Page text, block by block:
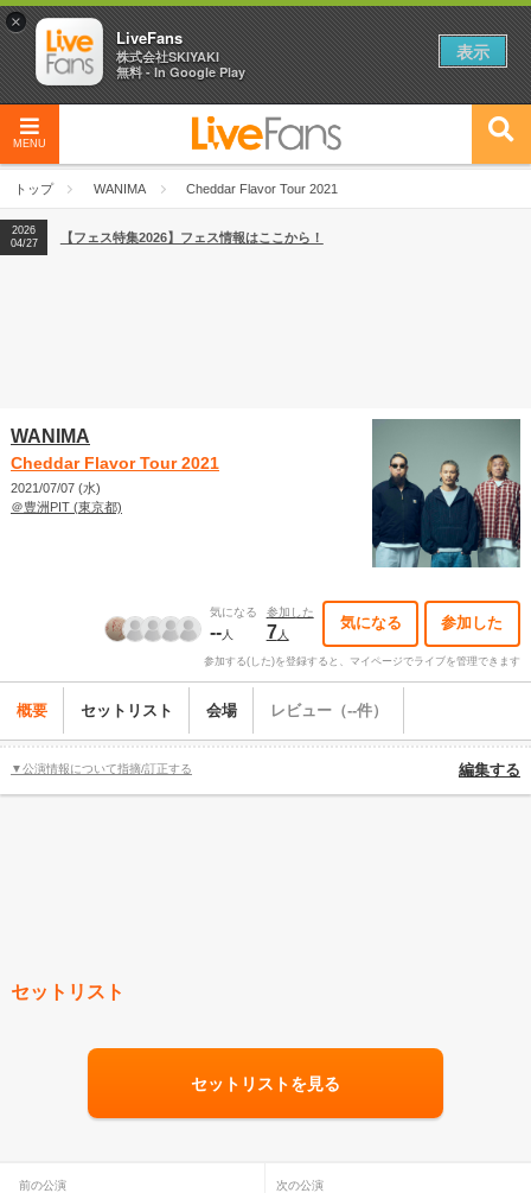
MENU
トップ WANIMA Cheddar Flavor Tour 2021
2026
04/27
2026
【ライブ動員ランキング】2026年上半期編発表！
2026
04/27
【フェス特集2026】フェス情報はここから！
WANIMA
Cheddar Flavor Tour 2021
2021/07/07 (水)
＠豊洲PIT (東京都)
気になる
--人
参加した
7 人
気になる 参加した
参加する(した)を登録すると、マイページでライブを管理できます
概要 セットリスト 会場 レビュー（--件）
▼公演情報について指摘/訂正する 編集する
セットリスト
セットリストを見る
前の公演 次の公演
×
LiveFans
株式会社SKIYAKI
無料 - In Google Play
表示